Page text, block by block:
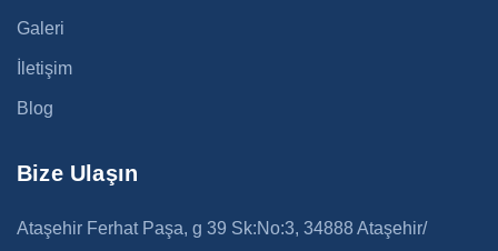
Galeri
İletişim
Blog
Bize Ulaşın
Ataşehir Ferhat Paşa, g 39 Sk:No:3, 34888 Ataşehir/